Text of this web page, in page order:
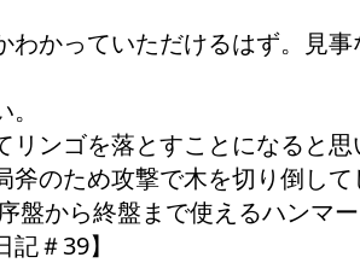
かっていただけるはず。見事
ンゴを落とすことになると思
のため攻撃で木を切り倒して
盤から終盤まで使えるハンマ
＃39】